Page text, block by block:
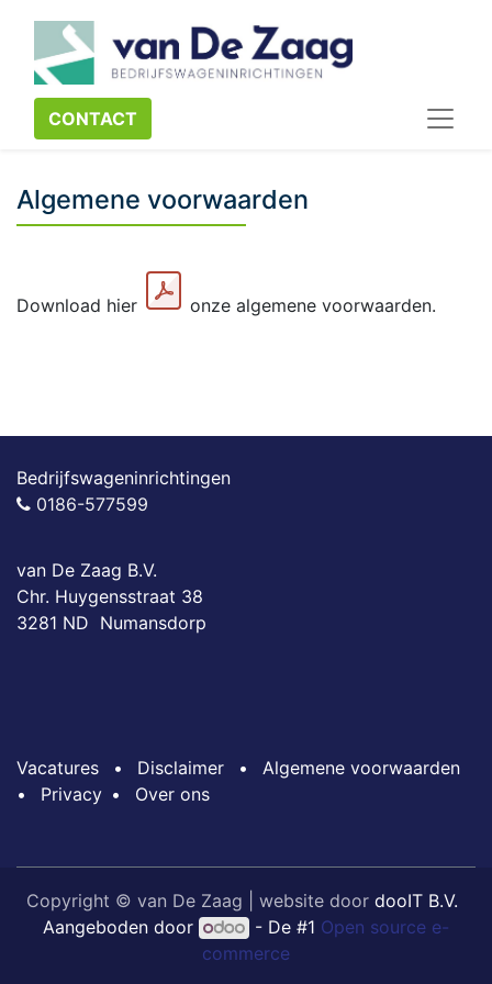
CONTACT​​​​
Algemene voorwaarden
Download hier onze algemene voorwaarden.
Bedrijfswageninrichtingen
0186-577599
van De Zaag B.V.
Chr. Huygensstraat 38
3281 ND Numansdorp
Vacatures • Disclaimer •
Algemene voorwaarden
•
Privacy • Over ons
Copyright © van De Zaag | website door dooIT B.V.
Aangeboden door
- De #1 Open source e-
commerce